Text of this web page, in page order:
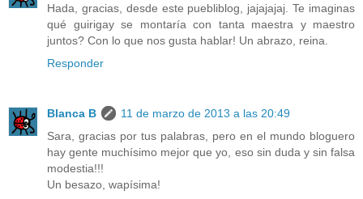
Hada, gracias, desde este puebliblog, jajajajaj. Te imaginas
qué guirigay se montaría con tanta maestra y maestro
juntos? Con lo que nos gusta hablar! Un abrazo, reina.
Responder
Blanca B
11 de marzo de 2013 a las 20:49
Sara, gracias por tus palabras, pero en el mundo bloguero
hay gente muchísimo mejor que yo, eso sin duda y sin falsa
modestia!!!
Un besazo, wapísima!